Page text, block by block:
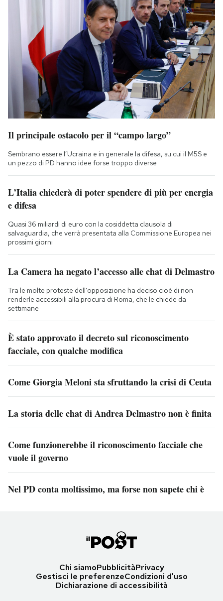
Il principale ostacolo per il “campo largo”
Sembrano essere l’Ucraina e in generale la difesa, su cui il M5S e
un pezzo di PD hanno idee forse troppo diverse
L’Italia chiederà di poter spendere di più per energia
e difesa
Quasi 36 miliardi di euro con la cosiddetta clausola di
salvaguardia, che verrà presentata alla Commissione Europea nei
prossimi giorni
La Camera ha negato l’accesso alle chat di Delmastro
Tra le molte proteste dell'opposizione ha deciso cioè di non
renderle accessibili alla procura di Roma, che le chiede da
settimane
È stato approvato il decreto sul riconoscimento
facciale, con qualche modifica
Come Giorgia Meloni sta sfruttando la crisi di Ceuta
La storia delle chat di Andrea Delmastro non è finita
Come funzionerebbe il riconoscimento facciale che
vuole il governo
Nel PD conta moltissimo, ma forse non sapete chi è
Chi siamoPubblicitàPrivacy
Gestisci le preferenzeCondizioni d'uso
Dichiarazione di accessibilità